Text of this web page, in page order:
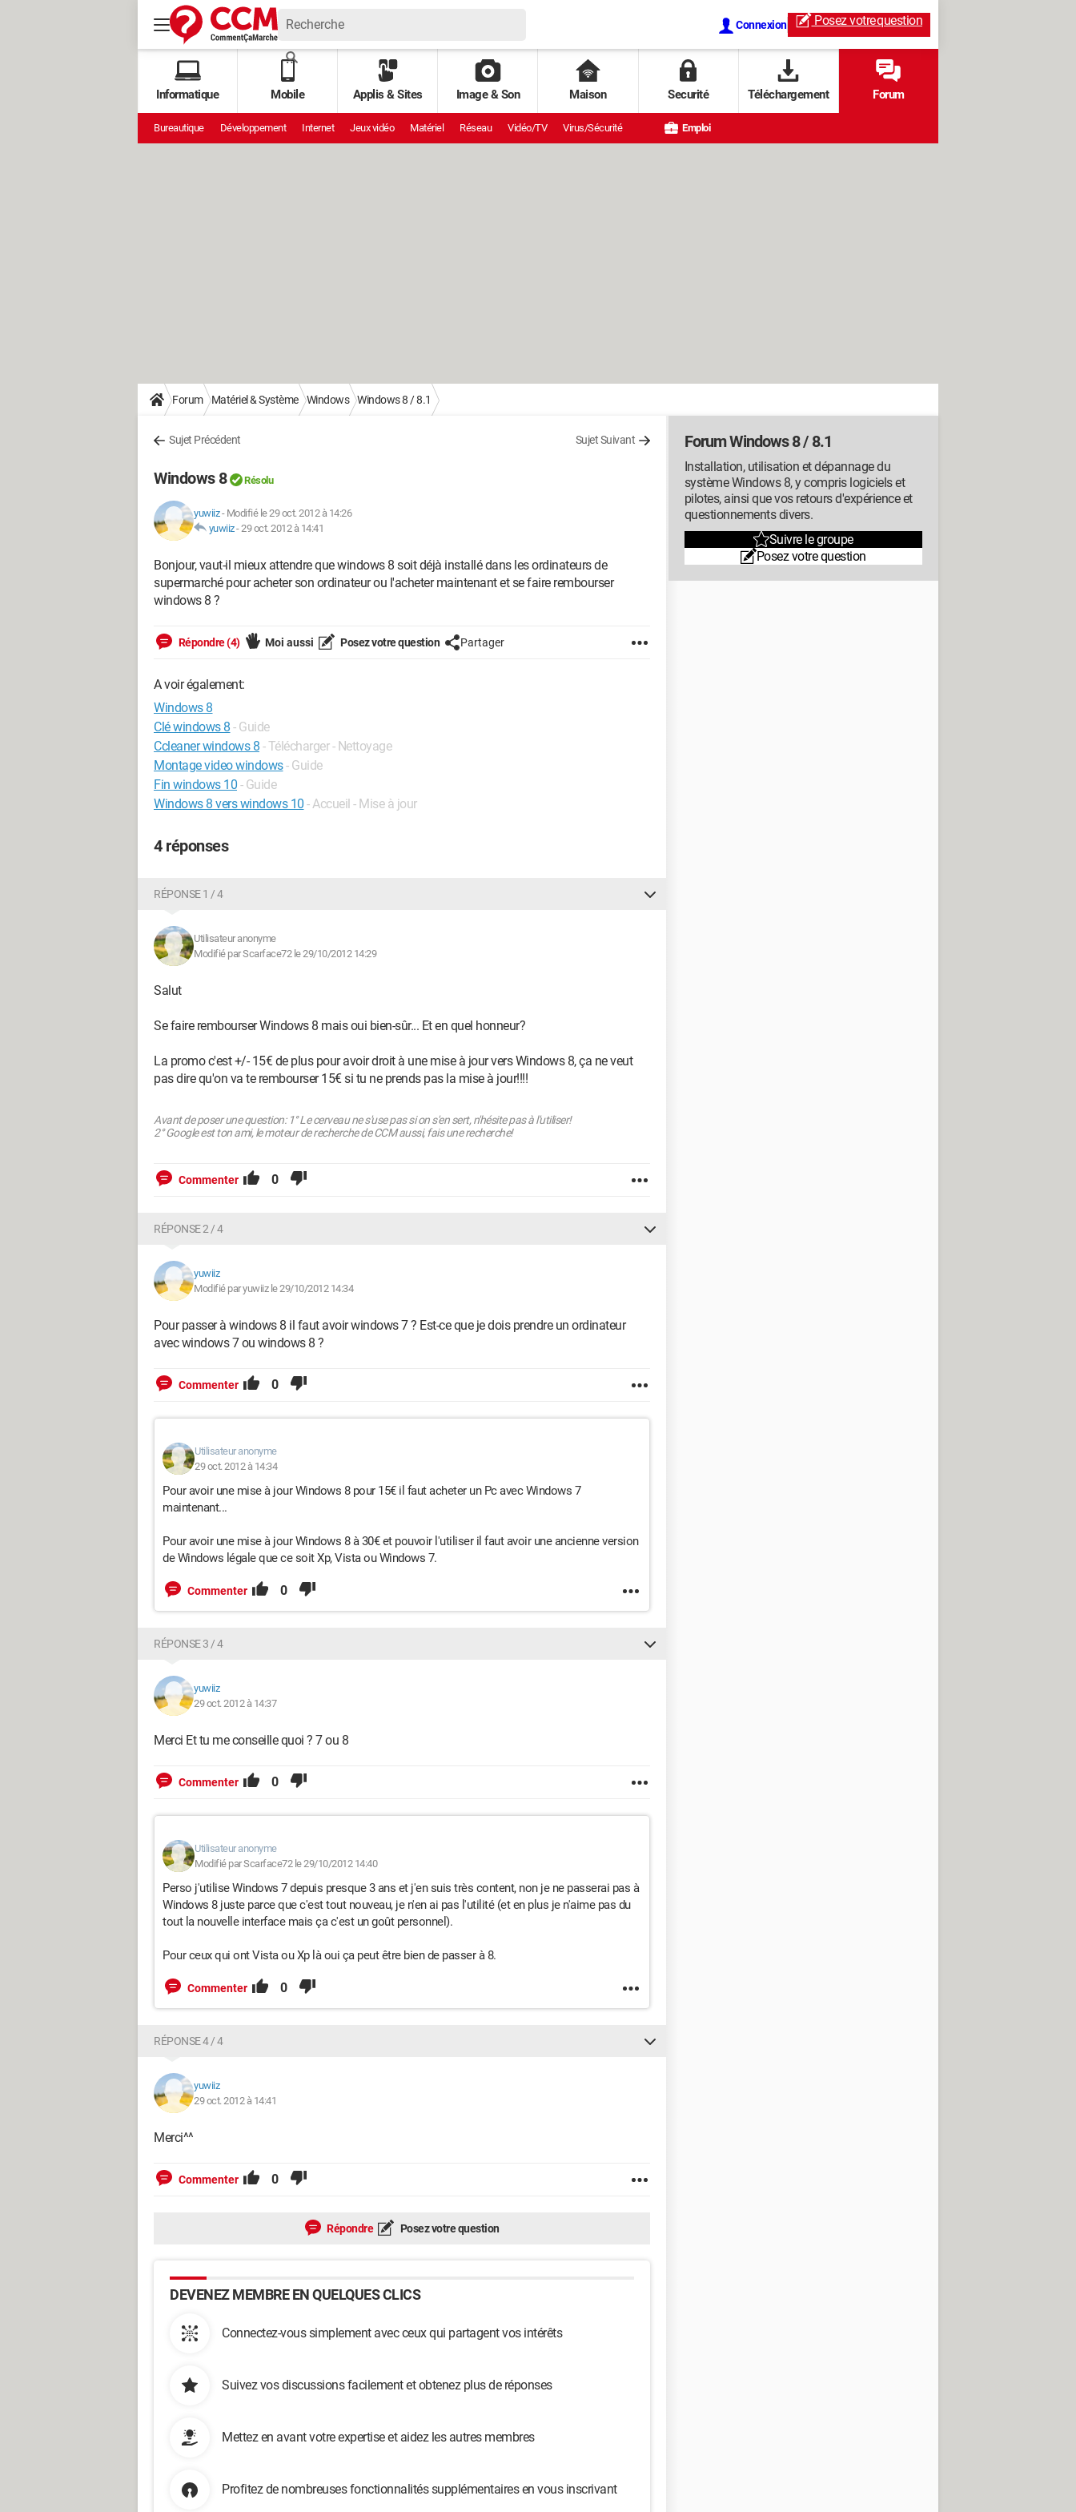
Connexion Posez votrequestion
Informatique Mobile Applis & Sites Image & Son Maison Securité Téléchargement Forum
Bureautique Développement Internet Jeux vidéo Matériel Réseau Vidéo/TV Virus/Sécurité Emploi
Forum Matériel & Système Windows Windows 8 / 8.1
Sujet Précédent Sujet Suivant
Windows 8 Résolu
yuwiiz- Modifié le 29 oct. 2012 à 14:26
yuwiiz-29 oct. 2012 à 14:41
Bonjour, vaut-il mieux attendre que windows 8 soit déjà installé dans les ordinateurs de
supermarché pour acheter son ordinateur ou l'acheter maintenant et se faire rembourser
windows 8 ?
Répondre (4) Moi aussi Posez votre question Partager
A voir également:
Windows 8
Clé windows 8 - Guide
Ccleaner windows 8 - Télécharger - Nettoyage
Montage video windows- Guide
Fin windows 10 - Guide
Windows 8 vers windows 10 - Accueil - Mise à jour
4 réponses
RÉPONSE 1 / 4
Utilisateur anonyme
Modifié par Scarface72 le 29/10/2012 14:29
Salut
Se faire rembourser Windows 8 mais oui bien-sûr... Et en quel honneur?
La promo c'est +/- 15€ de plus pour avoir droit à une mise à jour vers Windows 8, ça ne veut
pas dire qu'on va te rembourser 15€ si tu ne prends pas la mise à jour!!!!
Avant de poser une question: 1° Le cerveau ne s'use pas si on s'en sert, n'hésite pas à l'utiliser!
2° Google est ton ami, le moteur de recherche de CCM aussi, fais une recherche!
Commenter 0
RÉPONSE 2 / 4
yuwiiz
Modifié par yuwiiz le 29/10/2012 14:34
Pour passer à windows 8 il faut avoir windows 7 ? Est-ce que je dois prendre un ordinateur
avec windows 7 ou windows 8 ?
Commenter 0
Utilisateur anonyme
29 oct. 2012 à 14:34
Pour avoir une mise à jour Windows 8 pour 15€ il faut acheter un Pc avec Windows 7
maintenant...
Pour avoir une mise à jour Windows 8 à 30€ et pouvoir l'utiliser il faut avoir une ancienne version
de Windows légale que ce soit Xp, Vista ou Windows 7.
Commenter 0
RÉPONSE 3 / 4
yuwiiz
29 oct. 2012 à 14:37
Merci Et tu me conseille quoi ? 7 ou 8
Commenter 0
Utilisateur anonyme
Modifié par Scarface72 le 29/10/2012 14:40
Perso j'utilise Windows 7 depuis presque 3 ans et j'en suis très content, non je ne passerai pas à
Windows 8 juste parce que c'est tout nouveau, je n'en ai pas l'utilité (et en plus je n'aime pas du
tout la nouvelle interface mais ça c'est un goût personnel).
Pour ceux qui ont Vista ou Xp là oui ça peut être bien de passer à 8.
Commenter 0
RÉPONSE 4 / 4
yuwiiz
29 oct. 2012 à 14:41
Merci^^
Commenter 0
Répondre Posez votre question
DEVENEZ MEMBRE EN QUELQUES CLICS
Connectez-vous simplement avec ceux qui partagent vos intérêts
Suivez vos discussions facilement et obtenez plus de réponses
Mettez en avant votre expertise et aidez les autres membres
Profitez de nombreuses fonctionnalités supplémentaires en vous inscrivant
Forum Windows 8 / 8.1
Installation, utilisation et dépannage du
système Windows 8, y compris logiciels et
pilotes, ainsi que vos retours d'expérience et
questionnements divers.
Suivre le groupe
Posez votre question